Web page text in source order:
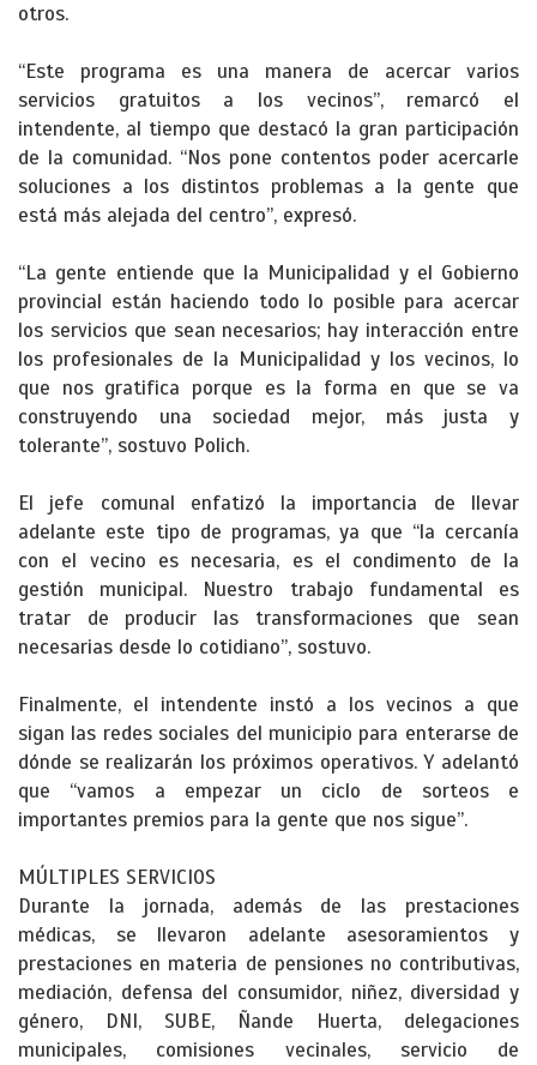
otros.
“Este programa es una manera de acercar varios
servicios gratuitos a los vecinos”, remarcó el
intendente, al tiempo que destacó la gran participación
de la comunidad. “Nos pone contentos poder acercarle
soluciones a los distintos problemas a la gente que
está más alejada del centro”, expresó.
“La gente entiende que la Municipalidad y el Gobierno
provincial están haciendo todo lo posible para acercar
los servicios que sean necesarios; hay interacción entre
los profesionales de la Municipalidad y los vecinos, lo
que nos gratifica porque es la forma en que se va
construyendo una sociedad mejor, más justa y
tolerante”, sostuvo Polich.
El jefe comunal enfatizó la importancia de llevar
adelante este tipo de programas, ya que “la cercanía
con el vecino es necesaria, es el condimento de la
gestión municipal. Nuestro trabajo fundamental es
tratar de producir las transformaciones que sean
necesarias desde lo cotidiano”, sostuvo.
Finalmente, el intendente instó a los vecinos a que
sigan las redes sociales del municipio para enterarse de
dónde se realizarán los próximos operativos. Y adelantó
que “vamos a empezar un ciclo de sorteos e
importantes premios para la gente que nos sigue”.
MÚLTIPLES SERVICIOS
Durante la jornada, además de las prestaciones
médicas, se llevaron adelante asesoramientos y
prestaciones en materia de pensiones no contributivas,
mediación, defensa del consumidor, niñez, diversidad y
género, DNI, SUBE, Ñande Huerta, delegaciones
municipales, comisiones vecinales, servicio de